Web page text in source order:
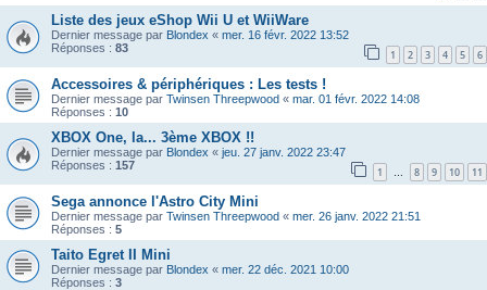
Liste des jeux eShop Wii U et WiiWare
Dernier message par Blondex « mer. 16 févr. 2022 13:52
Réponses : 83 1 2 3 4 5 6
Accessoires & périphériques : Les tests !
Dernier message par Twinsen Threepwood « mar. 01 févr. 2022 14:08
Réponses : 10
XBOX One, la... 3ème XBOX !!
Dernier message par Blondex « jeu. 27 janv. 2022 23:47
Réponses : 157 1 … 8 9 10 11
Sega annonce l'Astro City Mini
Dernier message par Twinsen Threepwood « mer. 26 janv. 2022 21:51
Réponses : 5
Taito Egret II Mini
Dernier message par Blondex « mer. 22 déc. 2021 10:00
Réponses : 3